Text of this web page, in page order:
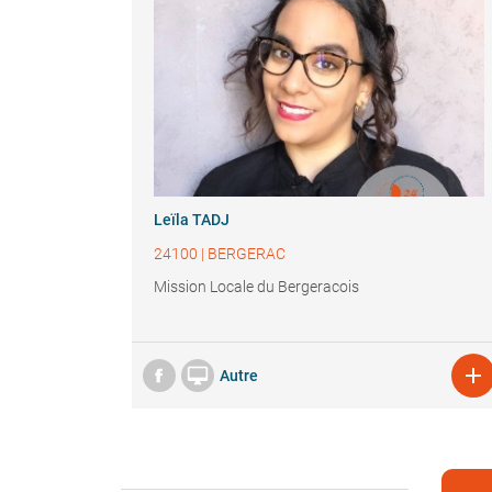
Leïla TADJ
24100 | BERGERAC
Mission Locale du Bergeracois
 Autre 